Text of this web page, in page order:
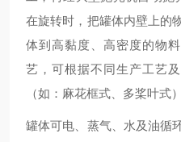
在旋转时，把罐体内壁上的
体到高黏度、高密度的物
艺，可根据不同生产工艺
（如：麻花框式、多桨叶式）
罐体可电、蒸气、水及油循